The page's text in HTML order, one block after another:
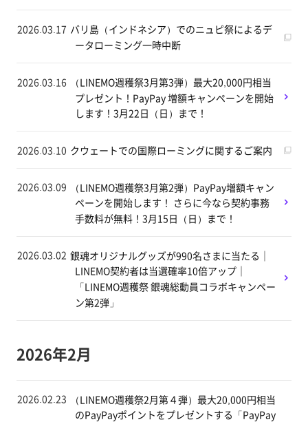
2026.03.17 バリ島（インドネシア）でのニュピ祭によるデ
ータローミング一時中断
2026.03.16
（LINEMO週穫祭3月第3弾）最大20,000円相当
プレゼント！PayPay 増額キャンペーンを開始
します！3月22日（日）まで！
2026.03.10 クウェートでの国際ローミングに関するご案内
2026.03.09
（LINEMO週穫祭3月第2弾）PayPay増額キャン
ペーンを開始します！ さらに今なら契約事務
手数料が無料！3月15日（日）まで！
2026.03.02 銀魂オリジナルグッズが990名さまに当たる｜
LINEMO契約者は当選確率10倍アップ｜
「LINEMO週穫祭 銀魂総動員コラボキャンペー
ン第2弾」
2026年2月
2026.02.23
（LINEMO週穫祭2月第４弾）最大20,000円相当
のPayPayポイントをプレゼントする「PayPay